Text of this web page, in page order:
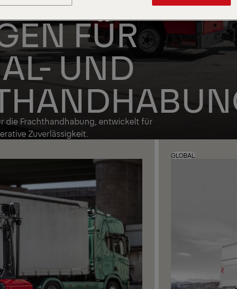
FÜR
UND
die Frachthandhabung, entwickelt für
Zuverlässigkeit.
GLOBAL